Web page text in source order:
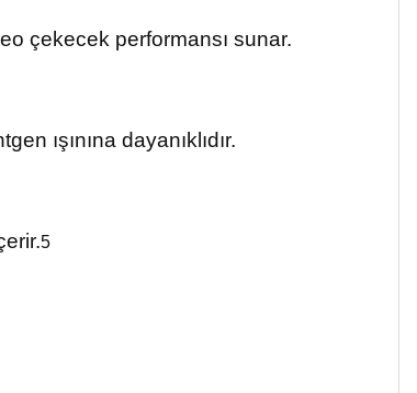
çekecek performansı sunar.
ışınına dayanıklıdır.
5